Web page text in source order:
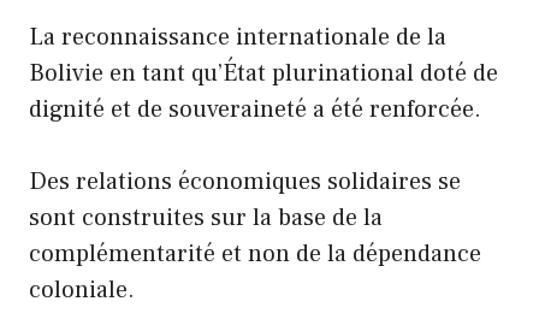
La reconnaissance internationale de la
Bolivie en tant qu’État plurinational doté de
dignité et de souveraineté a été renforcée.
Des relations économiques solidaires se
sont construites sur la base de la
complémentarité et non de la dépendance
coloniale.